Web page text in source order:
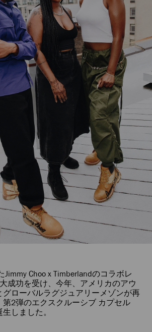
Choo x Timberlandのコラボレ
成功を受け、今年、アメリカのアウ
グローバルラグジュアリーメゾンが再
第2弾のエクスクルーシブ カプセル
しました。